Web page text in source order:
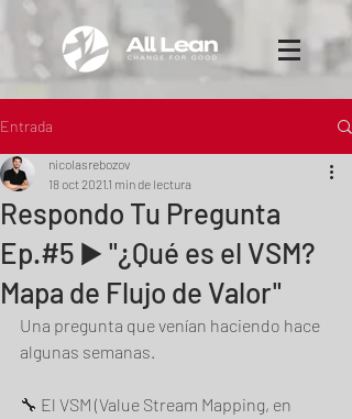
Entrada
Respondo Tu Pregunta
Ep.#5 ▶️ "¿Qué es el VSM?
Mapa de Flujo de Valor"
nicolasrebozov
18 oct 2021 1 min de lectura
Una pregunta que venían haciendo hace
algunas semanas.
🔧 El VSM (Value Stream Mapping, en